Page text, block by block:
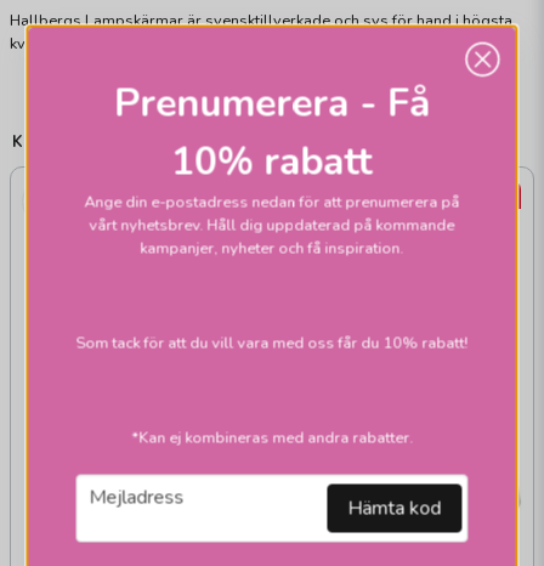
Hallbergs Lampskärmar är svensktillverkade och sys för hand i högsta
kvalité. Viss avvikelse från bild kan förekomma.
KÖP TILL
22%
Prenumerera - Få
10% rabatt
Ange din e-postadress nedan för att prenumerera på
vårt nyhetsbrev. Håll dig uppdaterad på kommande
kampanjer, nyheter och få inspiration.
Som tack för att du vill vara med oss får du 10% rabatt!
*Kan ej kombineras med andra rabatter.
email
Mejladress Hämta kod